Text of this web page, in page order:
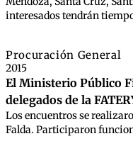
interesados tendrán
Procuración General
2015
El Ministerio Público
delegados de la
Los encuentros se
Falda. Participaron